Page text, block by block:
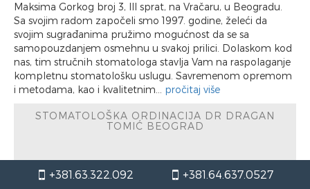
+381.63.322.092 +381.64.637.0527
Maksima Gorkog broj 3, III sprat, na Vračaru, u Beogradu.
Sa svojim radom započeli smo 1997. godine, želeći da
svojim sugrađanima pružimo mogućnost da se sa
samopouzdanjem osmehnu u svakoj prilici. Dolaskom kod
nas, tim stručnih stomatologa stavlja Vam na raspolaganje
kompletnu stomatološku uslugu. Savremenom opremom
i metodama, kao i kvalitetnim... pročitaj više
STOMATOLOŠKA ORDINACIJA DR DRAGAN
TOMIĆ BEOGRAD
radno vreme / Nedelja